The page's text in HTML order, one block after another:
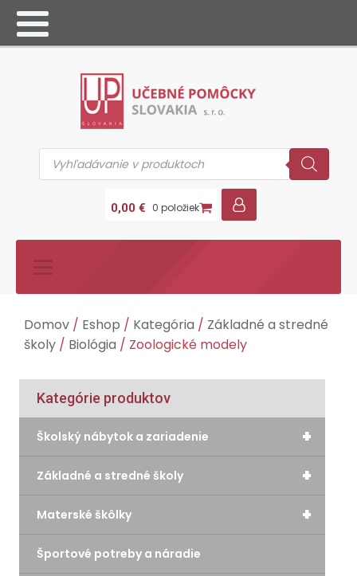
Products
search
0,00 € 0 položiek
Domov / Eshop / Kategória / Základné a stredné
školy / Biológia / Zoologické modely
Kategórie produktov
+
Školský nábytok a zariadenie
+
Základné a stredné školy
+
Materské škôlky
Športové potreby a náradie